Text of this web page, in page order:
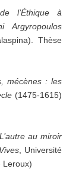
l’Éthique à
Argyropoulos
Thèse
mécènes : les
(1475-1615)
L’autre au miroir
, Université
Leroux)